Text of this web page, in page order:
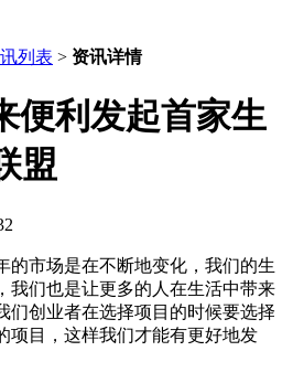
列表 > 资讯详情
便利发起首家生
盟
的市场是在不断地变化，我们的生
我们也是让更多的人在生活中带来
们创业者在选择项目的时候要选择
项目，这样我们才能有更好地发